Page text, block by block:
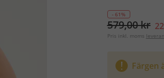
- 61%
579,00 kr
Pris inkl. moms
Färgen